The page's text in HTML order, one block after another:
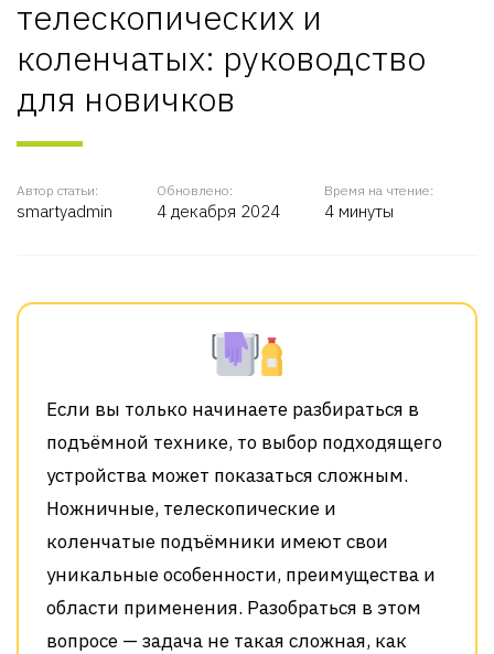
телескопических и
коленчатых: руководство
для новичков
Автор статьи:
smartyadmin
Обновлено:
4 декабря 2024
Время на чтение:
4 минуты
Если вы только начинаете разбираться в
подъёмной технике, то выбор подходящего
устройства может показаться сложным.
Ножничные, телескопические и
коленчатые подъёмники имеют свои
уникальные особенности, преимущества и
области применения. Разобраться в этом
вопросе — задача не такая сложная, как